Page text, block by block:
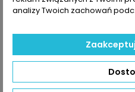
INDEKS:
Zestaw montażowy do
MARKA: Citroen, Fiat |
VolvoPOJEMNOŚĆ:
75KM/55kW | 90KM/66kW |
112KM/82kW |
 Dodaj
analizy Twoich zachowań